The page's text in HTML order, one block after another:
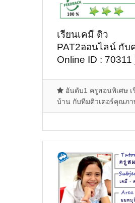
เรียนเคมี ติว
PAT2ออนไลน์ กับ
Online ID : 70311
อันดับ1 ครูสอนพิเศษ เ
บ้าน กับทีมติวเตอร์คุณภา